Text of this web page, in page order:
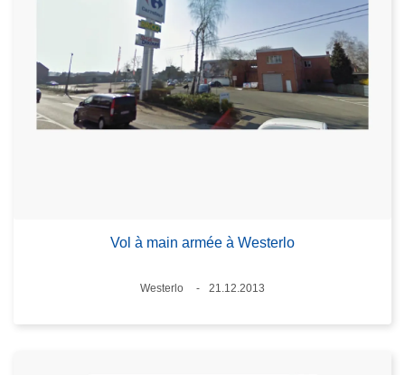
Vol à main armée à Westerlo
Standort
Westerlo
21.12.2013